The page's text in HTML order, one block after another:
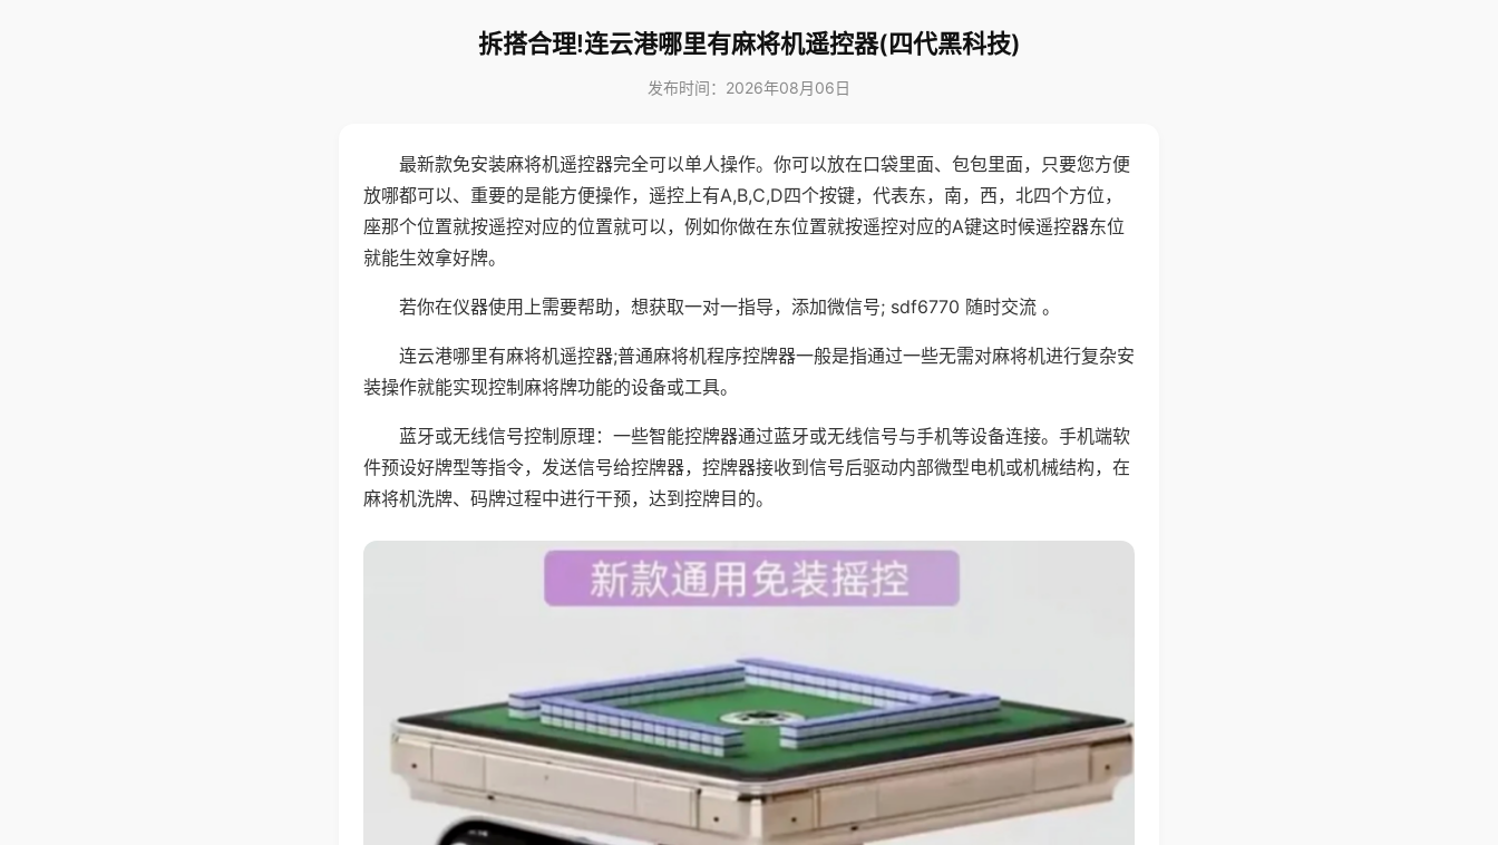
拆搭合理!连云港哪里有麻将机遥控器(四代黑科技)
发布时间：2026年08月06日
最新款免安装麻将机遥控器完全可以单人操作。你可以放在口袋里面、包包里面，只要您方便
放哪都可以、重要的是能方便操作，遥控上有A,B,C,D四个按键，代表东，南，西，北四个方位，
座那个位置就按遥控对应的位置就可以，例如你做在东位置就按遥控对应的A键这时候遥控器东位
就能生效拿好牌。
若你在仪器使用上需要帮助，想获取一对一指导，添加微信号; sdf6770 随时交流 。
连云港哪里有麻将机遥控器;普通麻将机程序控牌器一般是指通过一些无需对麻将机进行复杂安
装操作就能实现控制麻将牌功能的设备或工具。
蓝牙或无线信号控制原理：一些智能控牌器通过蓝牙或无线信号与手机等设备连接。手机端软
件预设好牌型等指令，发送信号给控牌器，控牌器接收到信号后驱动内部微型电机或机械结构，在
麻将机洗牌、码牌过程中进行干预，达到控牌目的。